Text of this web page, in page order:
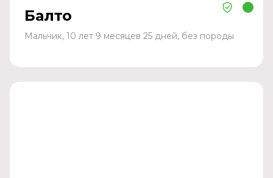
Балто
Мальчик, 10 лет 9 месяцев 25 дней, без породы